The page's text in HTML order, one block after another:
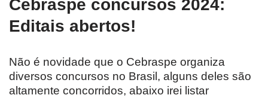
Cebraspe concursos 2024:
Editais abertos!
Não é novidade que o Cebraspe organiza
diversos concursos no Brasil, alguns deles são
altamente concorridos, abaixo irei listar